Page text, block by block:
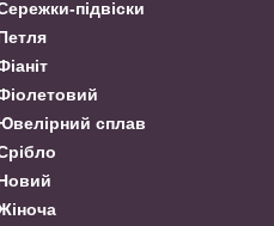
підвіски
сплав